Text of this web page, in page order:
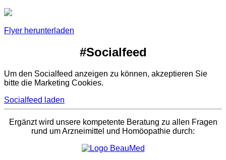
Flyer herunterladen
#Socialfeed
Um den Socialfeed anzeigen zu können, akzeptieren Sie
bitte die Marketing Cookies.
Socialfeed laden
Ergänzt wird unsere kompetente Beratung zu allen Fragen
rund um Arzneimittel und Homöopathie durch: